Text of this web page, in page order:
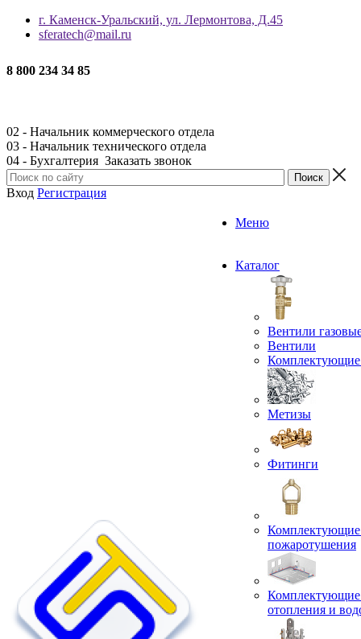
г. Каменск-Уральский, ул. Лермонтова, Д.45
sferatech@mail.ru
8 800 234 34 85
02 - Начальник коммерческого отдела
03 - Начальник технического отдела
04 - Бухгалтерия Заказать звонок
Вход Регистрация
Меню
Каталог
Вентили
Вентили
Комплектующие
Метизы
Фитинги
Комплектующие
пожаротушения
Комплектующие
отопления и